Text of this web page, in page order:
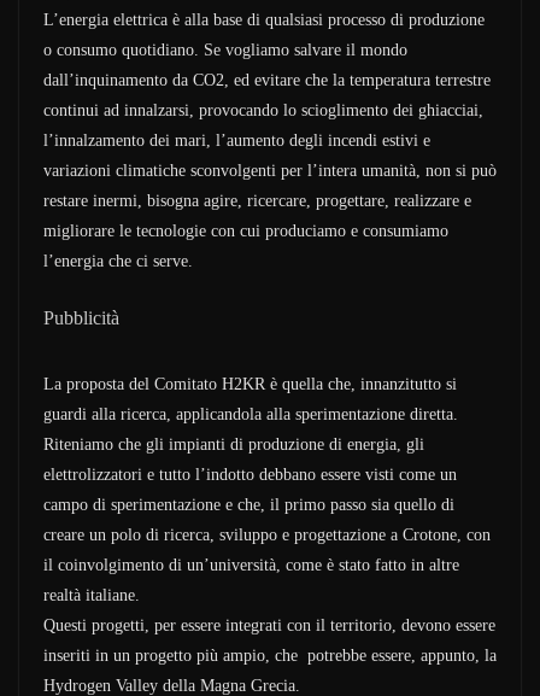
L’energia elettrica è alla base di qualsiasi processo di produzione
o consumo quotidiano. Se vogliamo salvare il mondo
dall’inquinamento da CO2, ed evitare che la temperatura terrestre
continui ad innalzarsi, provocando lo scioglimento dei ghiacciai,
l’innalzamento dei mari, l’aumento degli incendi estivi e
variazioni climatiche sconvolgenti per l’intera umanità, non si può
restare inermi, bisogna agire, ricercare, progettare, realizzare e
migliorare le tecnologie con cui produciamo e consumiamo
l’energia che ci serve.
Pubblicità
La proposta del Comitato H2KR è quella che, innanzitutto si
guardi alla ricerca, applicandola alla sperimentazione diretta.
Riteniamo che gli impianti di produzione di energia, gli
elettrolizzatori e tutto l’indotto debbano essere visti come un
campo di sperimentazione e che, il primo passo sia quello di
creare un polo di ricerca, sviluppo e progettazione a Crotone, con
il coinvolgimento di un’università, come è stato fatto in altre
realtà italiane.
Questi progetti, per essere integrati con il territorio, devono essere
inseriti in un progetto più ampio, che potrebbe essere, appunto, la
Hydrogen Valley della Magna Grecia.